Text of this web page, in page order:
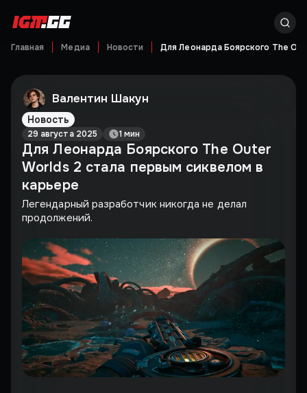
Главная Медиа Новости Для Леонарда Боярского The
Валентин Шакун
Новость
29 августа 2025 1 мин
Для Леонарда Боярского The Outer
Worlds 2 стала первым сиквелом в
карьере
Легендарный разработчик никогда не делал
продолжений.